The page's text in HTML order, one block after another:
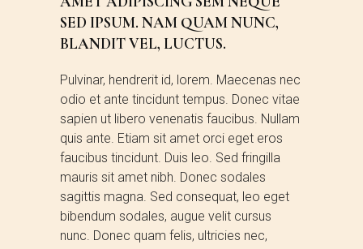
SED IPSUM. NAM QUAM NUNC,
BLANDIT VEL, LUCTUS.
Pulvinar, hendrerit id, lorem. Maecenas nec
odio et ante tincidunt tempus. Donec vitae
sapien ut libero venenatis faucibus. Nullam
quis ante. Etiam sit amet orci eget eros
faucibus tincidunt. Duis leo. Sed fringilla
mauris sit amet nibh. Donec sodales
sagittis magna. Sed consequat, leo eget
bibendum sodales, augue velit cursus
nunc. Donec quam felis, ultricies nec,